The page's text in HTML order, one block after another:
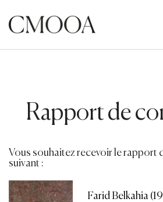
contenu
principal
Rapport de
Vous souhaitez recevoir le rapport
suivant :
Farid Belkahia